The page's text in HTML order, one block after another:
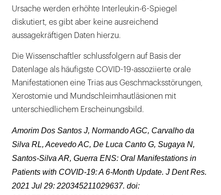
Ursache werden erhöhte Interleukin-6-Spiegel
diskutiert, es gibt aber keine ausreichend
aussagekräftigen Daten hierzu.
Die Wissenschaftler schlussfolgern auf Basis der
Datenlage als häufigste COVID-19-assoziierte orale
Manifestationen eine Trias aus Geschmacksstörungen,
Xerostomie und Mundschleimhautläsionen mit
unterschiedlichem Erscheinungsbild.
Amorim Dos Santos J, Normando AGC, Carvalho da
Silva RL, Acevedo AC, De Luca Canto G, Sugaya N,
Santos-Silva AR, Guerra ENS: Oral Manifestations in
Patients with COVID-19: A 6-Month Update. J Dent Res.
2021 Jul 29: 220345211029637. doi: